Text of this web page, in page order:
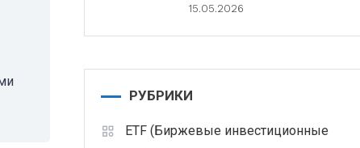
15.05.2026
РУБРИКИ
ETF (Биржевые инвестиционные